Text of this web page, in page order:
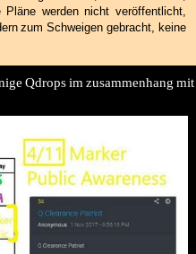
werden nicht veröffentlicht,
zum Schweigen gebracht, keine
Qdrops im zusammenhang mit